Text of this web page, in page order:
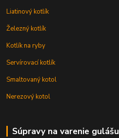
Liatinový kotlík
Železný kotlík
Kotlík na ryby
Servírovací kotlík
Smaltovaný kotol
Nerezový kotol
Súpravy na varenie gulášu